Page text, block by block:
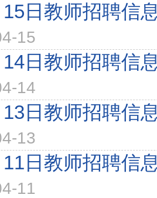
日教师招聘信
15
日教师招聘信
14
日教师招聘信
13
日教师招聘信
11